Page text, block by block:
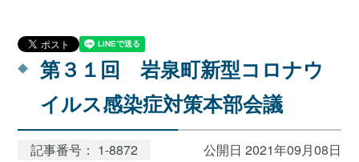
第３１回 岩泉町新型コロナウ
イルス感染症対策本部会議
記事番号： 1-8872
公開日 2021年09月08日